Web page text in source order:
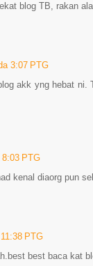
blog TB, rakan
3:07 PTG
akk yng hebat ni.
PTG
kenal diaorg pun
PTG
best baca kat